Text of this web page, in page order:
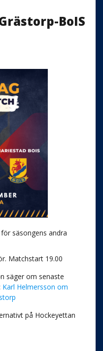
BoIS
säsongens andra
Matchstart 19.00
säger om senaste
Karl Helmersson om
på Hockeyettan